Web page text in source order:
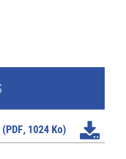
(PDF, 1024 Ko)